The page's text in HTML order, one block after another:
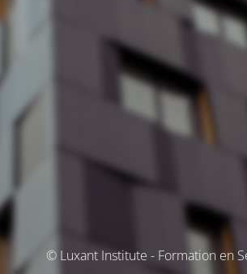
© Luxant Institute - Formation en